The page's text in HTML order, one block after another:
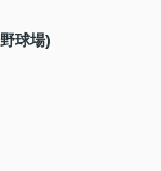
球場)